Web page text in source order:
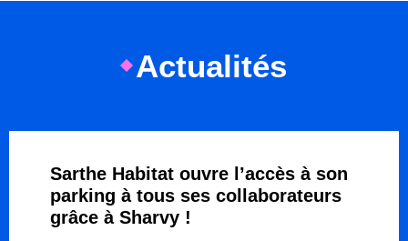
Actualités
Sarthe Habitat ouvre l’accès à son
parking à tous ses collaborateurs
grâce à Sharvy !